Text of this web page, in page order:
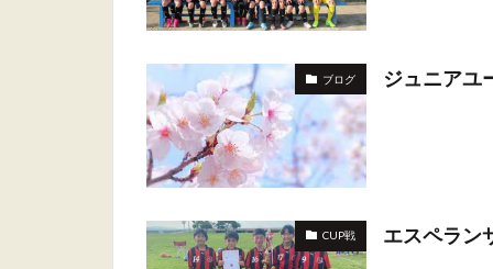
ブログ ジュニアユ
CUP戦 エスペラン